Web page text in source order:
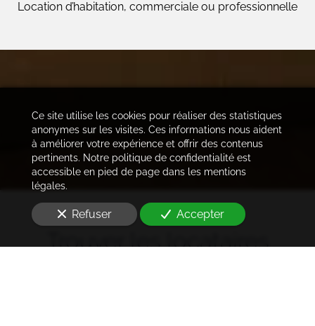
Location d’habitation, commerciale ou professionnelle
Trouver les locataires
Ce site utilise les cookies pour réaliser des statistiques
anonymes sur les visites. Ces informations nous aident
à améliorer votre expérience et offrir des contenus
pertinents. Notre politique de confidentialité est
accessible en pied de page dans les mentions
légales.
Refuser Accepter